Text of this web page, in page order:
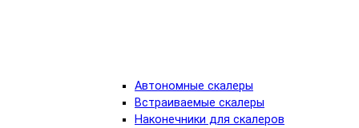
Автономные скалеры
Встраиваемые скалеры
Наконечники для скалеров